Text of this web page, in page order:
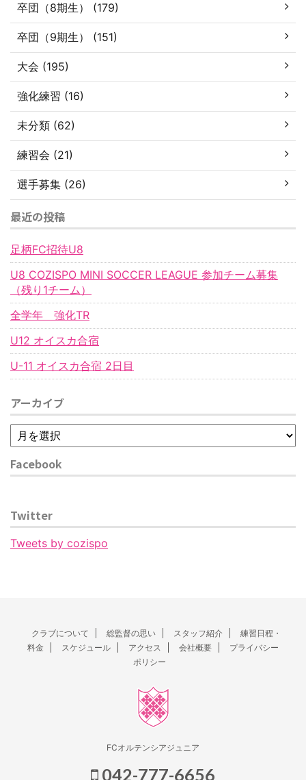
卒団（8期生） (179)
卒団（9期生） (151)
大会 (195)
強化練習 (16)
未分類 (62)
練習会 (21)
選手募集 (26)
最近の投稿
足柄FC招待U8
U8 COZISPO MINI SOCCER LEAGUE 参加チーム募集
（残り1チーム）
全学年 強化TR
U12 オイスカ合宿
U-11 オイスカ合宿 2日目
アーカイブ
Facebook
Twitter
Tweets by cozispo
クラブについて 総監督の思い スタッフ紹介
練習日程・
料金
スケジュール アクセス 会社概要
プライバシー
ポリシー
FCオルテンシアジュニア
042-777-6656